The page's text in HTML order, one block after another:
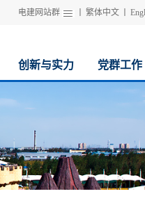
电建网站群 繁体中文
创新与实力 党群工作